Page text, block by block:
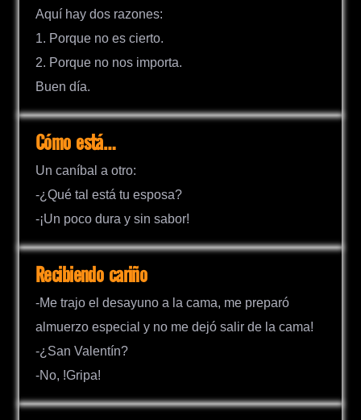
Aquí hay dos razones:
1. Porque no es cierto.
2. Porque no nos importa.
Buen día.
Cómo está…
Un caníbal a otro:
-¿Qué tal está tu esposa?
-¡Un poco dura y sin sabor!
Recibiendo cariño
-Me trajo el desayuno a la cama, me preparó
almuerzo especial y no me dejó salir de la cama!
-¿San Valentín?
-No, !Gripa!